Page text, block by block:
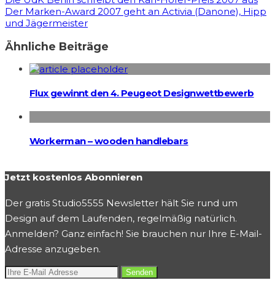
Der Marken-Award 2007 geht an Activia (Danone), Hipp
und Jägermeister
Ähnliche Beiträge
Flux gewinnt den 4. Peugeot Designwettbewerb
Workerman – wooden handlebars
Jetzt kostenlos Abonnieren
Der gratis Studio5555 Newsletter hält Sie rund um
Design auf dem Laufenden, regelmäßig natürlich.
Anmelden? Ganz einfach! Sie brauchen nur Ihre E-Mail-
Adresse anzugeben.